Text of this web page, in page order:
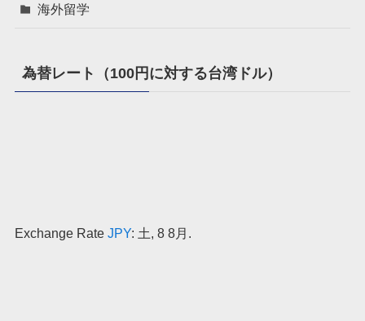
海外留学
為替レート（100円に対する台湾ドル）
Exchange Rate JPY: 土, 8 8月.